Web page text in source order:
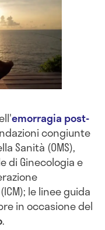
emorragia post-
congiunte
Sanità (OMS),
di Ginecologia e
le linee guida
in occasione del
.